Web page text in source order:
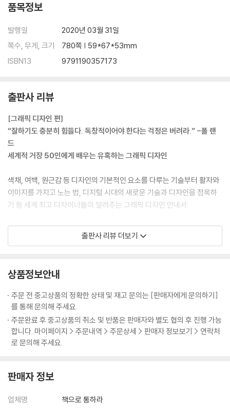
품목정보
발행일
2020년 03월 31일
쪽수, 무게, 크기
780쪽 | 59*67*53mm
ISBN13
9791190357173
출판사 리뷰
[그래픽 디자인 편]
“잘하기도 충분히 힘들다. 독창적이어야 한다는 걱정은 버려라.” -폴 랜
드
세계적 거장 50인에게 배우는 유혹하는 그래픽 디자인
색채, 여백, 원근감 등 디자인의 기본적인 요소를 다루는 기술부터 활자와
이미지를 가지고 노는 법, 디지털 시대의 새로운 기술과 디자인을 접목하
기 등 세계 최고 디자이너들이 알려주는 그래픽 디자인 안내서.
[로고 디자인 편]
“로고는 판매하지 않는다. 발견하게 한다.” -폴 랜드
성공한 로고가 정해진 목적과 목표를 이루기 위해 어떻게 아이디어를 고안
하고 만들어가는지, 그 과정과 핵심 요소를 모두 담아낸 아이디어 가이드
북. 기업, 공공기관, 상품 패기지 등 다양한 분야의 이념과 철학을 표현한
훌륭한 로고와 그 아이디어를 소개한다.
[타이포그래피 편]
지 한 특별한 아이디어를 소개한다. 메타포, 모방, 언어유희, 활자의 변형
출판사 리뷰 더보기
상품정보안내
주문 전 중고상품의 정확한 상태 및 재고 문의는 [판매자에게 문의하기]
를 통해 문의해 주세요.
주문완료 후 중고상품의 취소 및 반품은 판매자와 별도 협의 후 진행 가능
합니다. 마이페이지 > 주문내역 > 주문상세 > 판매자 정보보기 > 연락처
로 문의해 주세요.
판매자 정보
업체명
책으로 통하라